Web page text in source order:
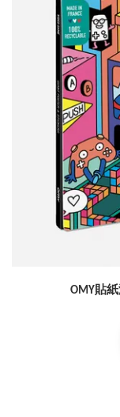
OMY貼